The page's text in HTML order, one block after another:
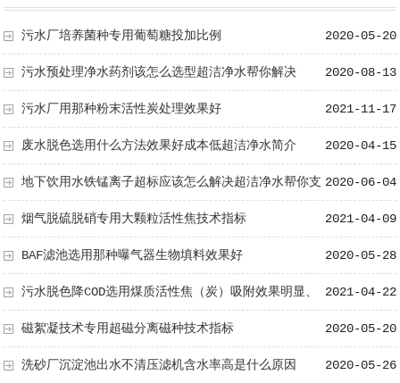
2020-05-20
污水厂培养菌种专用葡萄糖投加比例
2020-08-13
污水预处理净水药剂该怎么选型超洁净水帮你解决
2021-11-17
污水厂用那种粉末活性炭处理效果好
2020-04-15
废水脱色选用什么方法效果好成本低超洁净水简介
2020-06-04
地下饮用水铁锰离子超标应该怎么解决超洁净水帮你支
招 2021-04-09
烟气脱硫脱硝专用大颗粒活性焦技术指标
2020-05-28
BAF滤池选用那种曝气器生物填料效果好
2021-04-22
污水脱色降COD选用煤质活性焦（炭）吸附效果明显、
再生次数、多成本低 2020-05-20
磁絮凝技术专用超磁分离磁种技术指标
2020-05-26
洗砂厂沉淀池出水不清压滤机含水率高是什么原因